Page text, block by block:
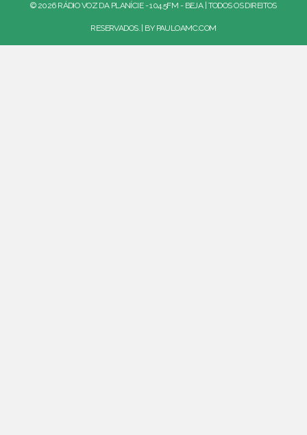
© 2026 RÁDIO VOZ DA PLANÍCIE - 104.5FM - BEJA | TODOS OS DIREITOS
RESERVADOS. | BY PAULOAMC.COM